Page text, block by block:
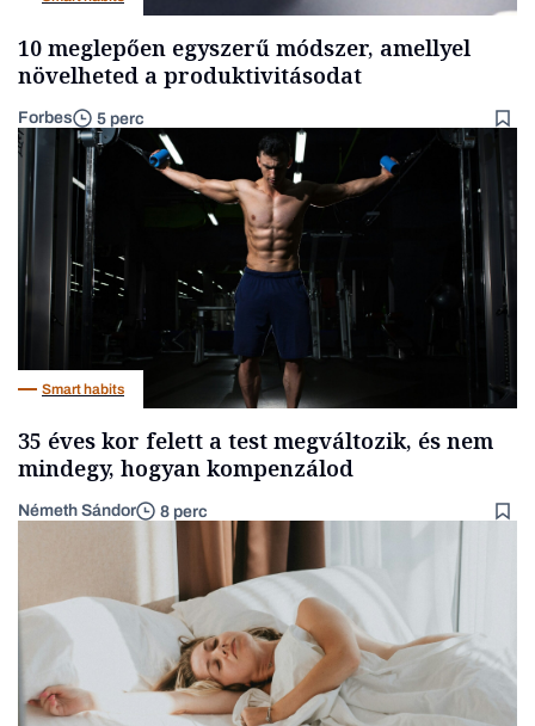
10 meglepően egyszerű módszer, amellyel
növelheted a produktivitásodat
Forbes 5 perc
Smart habits
35 éves kor felett a test megváltozik, és nem
mindegy, hogyan kompenzálod
Németh Sándor 8 perc